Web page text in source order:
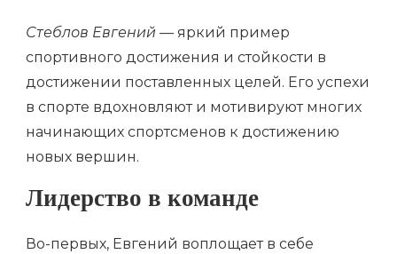
Стеблов Евгений — яркий пример
спортивного достижения и стойкости в
достижении поставленных целей. Его успехи
в спорте вдохновляют и мотивируют многих
начинающих спортсменов к достижению
новых вершин.
Лидерство в команде
Во-первых, Евгений воплощает в себе